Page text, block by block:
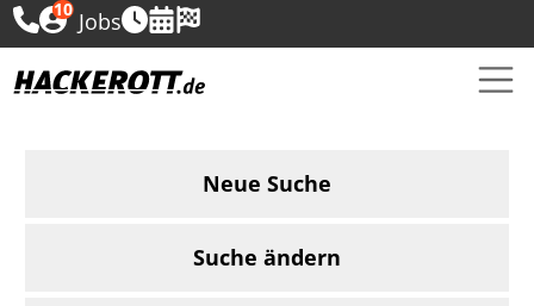
10 Jobs
Neue Suche
Suche ändern